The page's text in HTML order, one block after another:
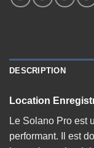
DESCRIPTION
Location
Le Solano Pro est
performant. Il est